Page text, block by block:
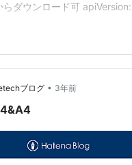
ダウンロード可
- name: liveness
arg…
ブログ • 3年前